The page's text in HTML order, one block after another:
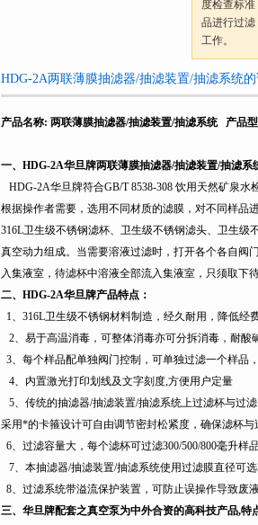
度检查标
品进行过
工作。
HDG-2A两联薄膜抽滤器/抽滤装置/抽滤系统的
产品名称: 两联薄膜抽滤器/抽滤装置/抽滤系统 产品
一、 HDG-2A华旦牌两联薄膜抽滤器/抽滤装置/抽滤系
HDG-2A华旦牌符合GB/T 8538-308 饮用天然矿泉
根据操作者需要，选用不同材质的滤膜，对不同样品
316L卫生级不锈钢滤杯、卫生级不锈钢滤头、卫生级
真空动力组成。当需要溶液过滤时，打开各个各自阀
入集液室，待滤杯中溶液全部流入集液室，只须取下
二、 HDG-2A华旦牌产品特点：
1、 316L卫生级不锈钢材料制造，经久耐用，降低经费
2、易于高温消毒，可整体消毒亦可分拆消毒，耐酸
3、每个样品配单独阀门控制，可单独过滤一个样品
4、内置激光打印划线及文字刻度,方便用户定量
5、传统的抽滤器/抽滤装置/抽滤系统上过滤杯与过
采用*的卡箍设计可自由调节密封松紧度，确保滤杯
6、过滤容量大，每个滤杯可过滤300/500/800毫升样
7、本抽滤器/抽滤装置/抽滤系统使用过滤膜直径可选
8、过滤系统带溢流保护装置，可防止误操作导致废
三、华旦牌配套之真空泵为中外合资的高科技产品,特